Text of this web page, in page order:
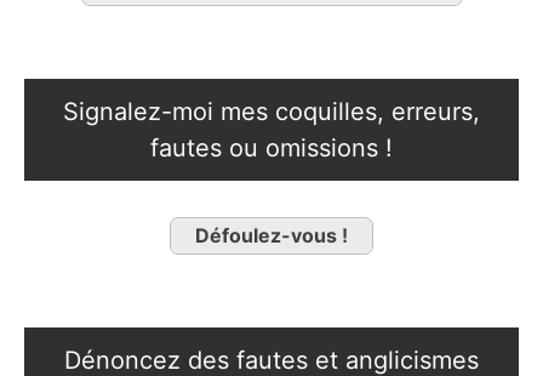
Signalez-moi mes coquilles, erreurs,
fautes ou omissions !
Défoulez-vous !
Dénoncez des fautes et anglicismes